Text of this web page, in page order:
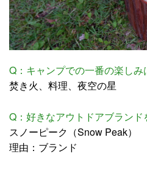
Q：キャンプでの一番の楽しみ
焚き火、料理、夜空の星
Q：好きなアウトドアブランド
スノーピーク（Snow Peak）
理由：ブランド